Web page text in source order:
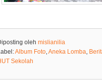
olehmislianilia
Album Foto,Aneka Lomba,
Sekolah